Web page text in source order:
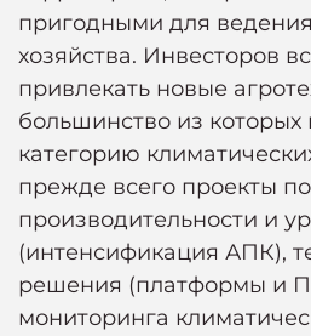
пригодными для ведения
хозяйства. Инвесторов
привлекать новые
большинство из
категорию
прежде всего проекты
производительности и
(интенсификация АПК),
решения (платформы и
мониторинга